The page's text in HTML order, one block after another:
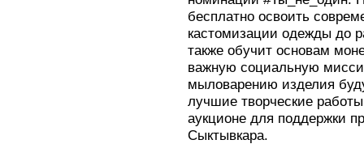
бесплатно освоить
кастомизации одежды до
также обучит основам
важную социальную
мыловарению изделия
лучшие творческие
аукционе для поддержки
Сыктывкара.